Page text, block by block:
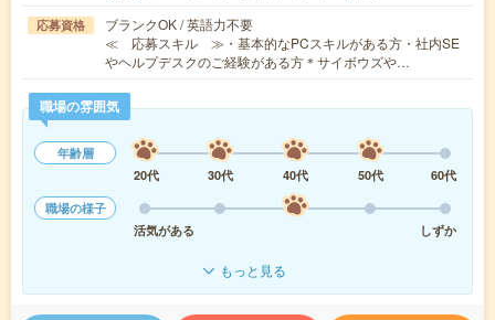
応募資格
ブランクOK / 英語力不要
≪ 応募スキル ≫・基本的なPCスキルがある方・社内SE
やヘルプデスクのご経験がある方＊サイボウズや…
職場の雰囲気
年齢層
20代
30代 40代 50代
60代
職場の様子
活気がある
しずか
もっと見る